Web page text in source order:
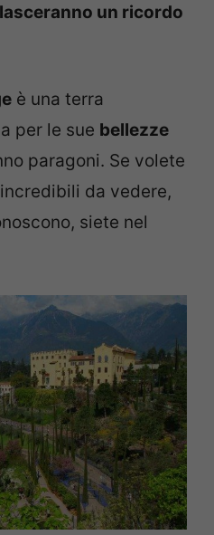
un ricordo
è una terra
per le sue bellezze
paragoni. Se volete
da vedere,
siete nel